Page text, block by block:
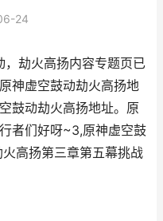
24
劫火高扬内容专题页已
神虚空鼓动劫火高扬地
鼓动劫火高扬地址。原
们好呀~3,原神虚空鼓
高扬第三章第五幕挑战